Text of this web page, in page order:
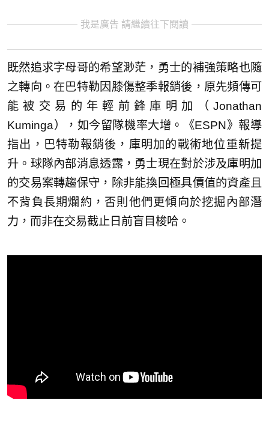
我是廣告 請繼續往下閱讀
既然追求字母哥的希望渺茫，勇士的補強策略也隨
之轉向。在巴特勒因膝傷整季報銷後，原先頻傳可
能被交易的年輕前鋒庫明加（Jonathan
Kuminga），如今留隊機率大增。《ESPN》報導
指出，巴特勒報銷後，庫明加的戰術地位重新提
升。球隊內部消息透露，勇士現在對於涉及庫明加
的交易案轉趨保守，除非能換回極具價值的資產且
不背負長期爛約，否則他們更傾向於挖掘內部潛
力，而非在交易截止日前盲目梭哈。